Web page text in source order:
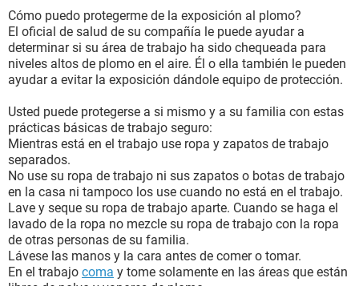
Cómo puedo protegerme de la exposición al plomo?
El oficial de salud de su compañía le puede ayudar a
determinar si su área de trabajo ha sido chequeada para
niveles altos de plomo en el aire. Él o ella también le pueden
ayudar a evitar la exposición dándole equipo de protección.
Usted puede protegerse a si mismo y a su familia con estas
prácticas básicas de trabajo seguro:
Mientras está en el trabajo use ropa y zapatos de trabajo
separados.
No use su ropa de trabajo ni sus zapatos o botas de trabajo
en la casa ni tampoco los use cuando no está en el trabajo.
Lave y seque su ropa de trabajo aparte. Cuando se haga el
lavado de la ropa no mezcle su ropa de trabajo con la ropa
de otras personas de su familia.
Lávese las manos y la cara antes de comer o tomar.
En el trabajo coma y tome solamente en las áreas que están